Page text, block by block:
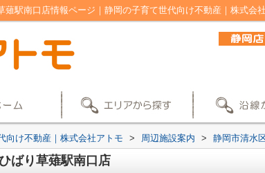
薙駅南口店情報ページ｜静岡の子育て世代向け不動産｜株式会
向け不動産｜株式会社アトモ > 周辺施設案内 > 静岡市清水
ばり草薙駅南口店